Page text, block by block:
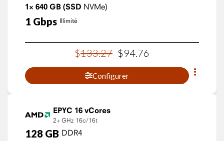
1× 640 GB (SSD NVMe)
1 Gbps Illimité
$133.27 $94 76
Configurer
EPYC 16 vCores
2+ GHz 16c/16t
128 GB DDR4